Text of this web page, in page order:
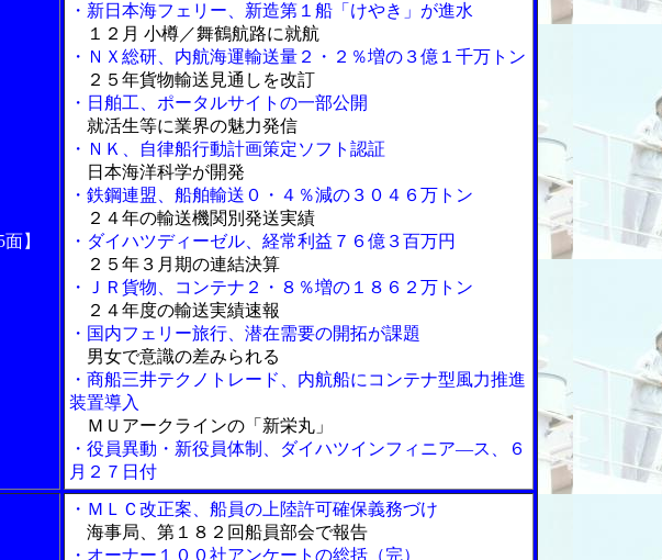
】
・新日本海フェリー、新造第１船「けやき」が進水
１２月 小樽／舞鶴航路に就航
・ＮＸ総研、内航海運輸送量２・２％増の３億１千万トン
２５年貨物輸送見通しを改訂
・日舶工、ポータルサイトの一部公開
就活生等に業界の魅力発信
・ＮＫ、自律船行動計画策定ソフト認証
日本海洋科学が開発
・鉄鋼連盟、船舶輸送０・４％減の３０４６万トン
２４年の輸送機関別発送実績
・ダイハツディーゼル、経常利益７６億３百万円
２５年３月期の連結決算
・ＪＲ貨物、コンテナ２・８％増の１８６２万トン
２４年度の輸送実績速報
・国内フェリー旅行、潜在需要の開拓が課題
男女で意識の差みられる
・商船三井テクノトレード、内航船にコンテナ型風力推進
装置導入
ＭＵアークラインの「新栄丸」
・役員異動・新役員体制、ダイハツインフィニア―ス、６
月２７日付
・ＭＬＣ改正案、船員の上陸許可確保義務づけ
海事局、第１８２回船員部会で報告
・オーナー１００社アンケートの総括（完）